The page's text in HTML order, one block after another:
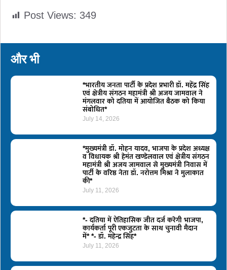
Post Views: 349
और भी
*भारतीय जनता पार्टी के प्रदेश प्रभारी डॉ. महेंद्र सिंह
एवं क्षेत्रीय संगठन महामंत्री श्री अजय जामवाल ने
मंगलवार को दतिया में आयोजित बैठक को किया
संबोधित*
July 14, 2026
*मुख्यमंत्री डॉ. मोहन यादव, भाजपा के प्रदेश अध्यक्ष
व विधायक श्री हेमंत खण्डेलवाल एवं क्षेत्रीय संगठन
महामंत्री श्री अजय जामवाल से मुख्यमंत्री निवास में
पार्टी के वरिष्ठ नेता डॉ. नरोत्तम मिश्रा ने मुलाकात
की*
July 11, 2026
*- दतिया में ऐतिहासिक जीत दर्ज करेगी भाजपा,
कार्यकर्ता पूरी एकजुटता के साथ चुनावी मैदान
में* *- डॉ. महेन्द्र सिंह*
July 11, 2026